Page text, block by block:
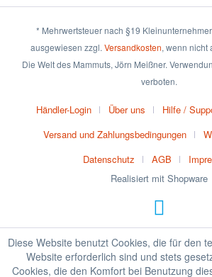
* Mehrwertsteuer nach §19
ausgewiesen zzgl. Versandkosten, wenn nicht
Die Welt des Mammuts, Jörn Meißner.
verboten.
Händler-Login Über uns Hilfe /
Versand und Zahlungsbedingungen
Datenschutz
AGB
Realisiert mit Shopware
Diese Website benutzt Cookies, die für den
Website erforderlich sind und stets
Cookies, die den Komfort bei Benutzung